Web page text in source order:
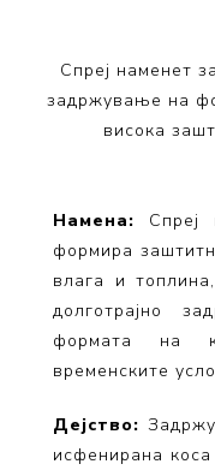
Спреј наменет
задржување на
висока
Намена: Спреј
формира
влага и
долготрајно
формата на
временските
Дејство:
исфенирана